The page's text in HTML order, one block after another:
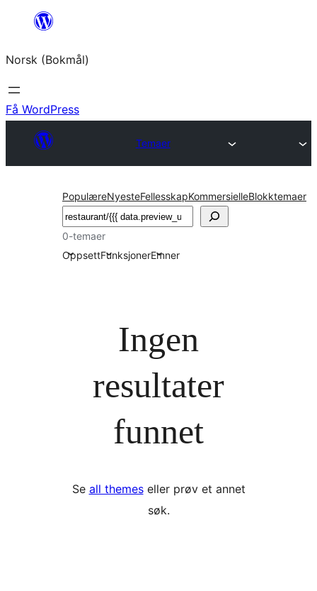
Hopp
innhold
Norsk (Bokmål)
Få WordPress
Temaer
PopulæreNyesteFellesskapKommersielleBlokktemaer
Søk
0-temaer
OppsettFunksjonerEmner
Ingen
resultater
funnet
Se all themeseller prøv et annet
søk.